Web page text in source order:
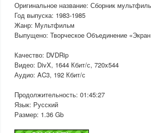
Оригинальное название: Сборник
Год выпуска: 1983-1985
Жанр: Мультфильм
Выпущено: Творческое Объединение
Качество: DVDRip
Видео: DivX, 1644 Кбит/с, 720x544
Аудио: AC3, 192 Кбит/с
Продолжительность: 01:45:27
Язык: Русский
Размер: 1.36 Gb